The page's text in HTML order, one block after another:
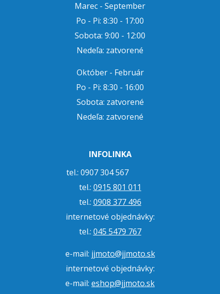
Marec - September
Po - Pi: 8:30 - 17:00
Sobota: 9:00 - 12:00
Nedeľa: zatvorené
Október - Február
Po - Pi: 8:30 - 16:00
Sobota: zatvorené
Nedeľa: zatvorené
INFOLINKA
tel.: 0907 304 567
tel.: 0915 801 011
tel.: 0908 377 496
internetové objednávky:
tel.: 045 5479 767
e-mail: jjmoto@jjmoto.sk
internetové objednávky:
e-mail: eshop@jjmoto.sk